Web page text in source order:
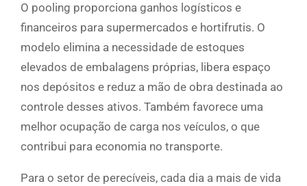
O pooling proporciona ganhos logísticos e
financeiros para supermercados e hortifrutis. O
modelo elimina a necessidade de estoques
elevados de embalagens próprias, libera espaço
nos depósitos e reduz a mão de obra destinada ao
controle desses ativos. Também favorece uma
melhor ocupação de carga nos veículos, o que
contribui para economia no transporte.
Para o setor de perecíveis, cada dia a mais de vida